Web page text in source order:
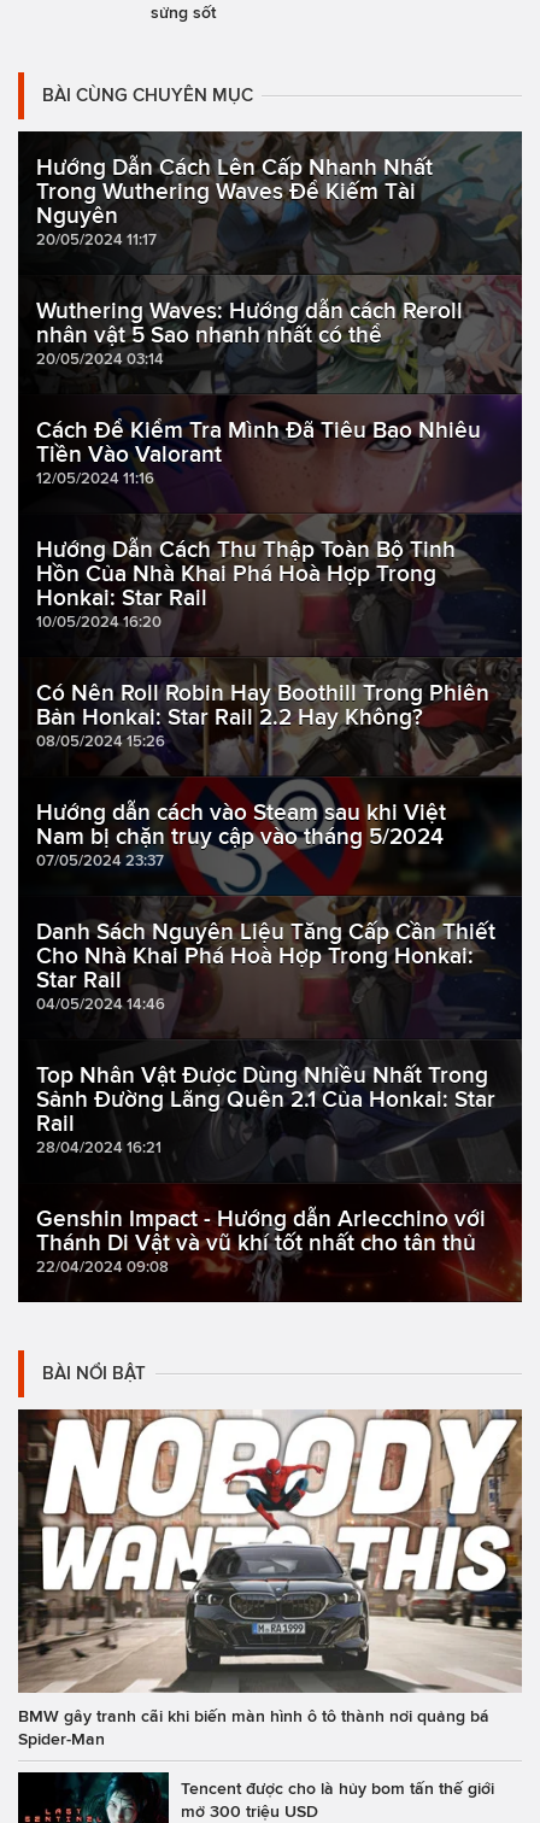
sửng sốt
BÀI CÙNG CHUYÊN MỤC
Hướng Dẫn Cách Lên Cấp Nhanh Nhất
Trong Wuthering Waves Để Kiếm Tài
Nguyên
20/05/2024 11:17
Wuthering Waves: Hướng dẫn cách Reroll
nhân vật 5 Sao nhanh nhất có thể
20/05/2024 03:14
Cách Để Kiểm Tra Mình Đã Tiêu Bao Nhiêu
Tiền Vào Valorant
12/05/2024 11:16
Hướng Dẫn Cách Thu Thập Toàn Bộ Tinh
Hồn Của Nhà Khai Phá Hoà Hợp Trong
Honkai: Star Rail
10/05/2024 16:20
Có Nên Roll Robin Hay Boothill Trong Phiên
Bản Honkai: Star Rail 2.2 Hay Không?
08/05/2024 15:26
Hướng dẫn cách vào Steam sau khi Việt
Nam bị chặn truy cập vào tháng 5/2024
07/05/2024 23:37
Danh Sách Nguyên Liệu Tăng Cấp Cần Thiết
Cho Nhà Khai Phá Hoà Hợp Trong Honkai:
Star Rail
04/05/2024 14:46
Top Nhân Vật Được Dùng Nhiều Nhất Trong
Sảnh Đường Lãng Quên 2.1 Của Honkai: Star
Rail
28/04/2024 16:21
Genshin Impact - Hướng dẫn Arlecchino với
Thánh Di Vật và vũ khí tốt nhất cho tân thủ
22/04/2024 09:08
BÀI NỔI BẬT
BMW gây tranh cãi khi biến màn hình ô tô thành nơi quảng bá
Spider-Man
Tencent được cho là hủy bom tấn thế giới
mở 300 triệu USD